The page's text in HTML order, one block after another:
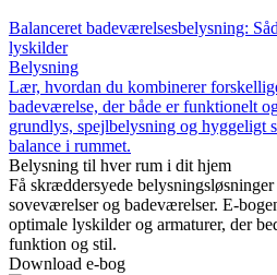
Balanceret badeværelsesbelysning:
lyskilder
Belysning
Lær, hvordan du kombinerer
badeværelse, der både er funktionelt
grundlys, spejlbelysning og hyggeligt
balance i rummet.
Belysning til hver rum i dit hjem
Få skræddersyede
soveværelser og badeværelser. E-
optimale lyskilder og armaturer, der
funktion og stil.
Download e-bog